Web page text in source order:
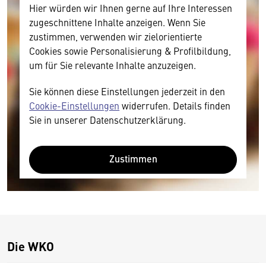
Hier würden wir Ihnen gerne auf Ihre Interessen
zugeschnittene Inhalte anzeigen. Wenn Sie
zustimmen, verwenden wir zielorientierte
Cookies sowie Personalisierung & Profilbildung,
um für Sie relevante Inhalte anzuzeigen.
Sie können diese Einstellungen jederzeit in den
Cookie-Einstellungen widerrufen. Details finden
Sie in unserer Datenschutzerklärung.
Zustimmen
Die WKO